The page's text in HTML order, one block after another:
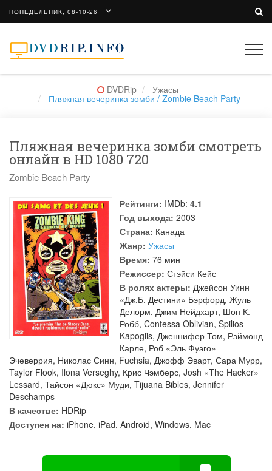
ПОНЕДЕЛЬНИК, 08-10-26
DVDRip Ужасы
Пляжная вечеринка зомби / Zombie Beach Party
Пляжная вечеринка зомби смотреть
онлайн в HD 1080 720
Zombie Beach Party
Рейтинги: IMDb: 4.1
Год выхода: 2003
Страна: Канада
Жанр: Ужасы
Время: 76 мин
Режиссер: Стэйси Кейс
В ролях актеры: Джейсон Уинн
«Дж.Б. Дестини» Бэрфорд, Жуль
Делорм, Джим Нейдхарт, Шон К.
Робб, Contessa Oblivian, Spilios
Kapoglis, Дженнифер Том, Рэймонд
Карле, Роб «Эль Фуэго»
Эчеверрия, Николас Синн, Fuchsia, Джофф Эварт, Сара Мурр,
Taylor Flook, Ilona Verseghy, Крис Чэмберс, Josh «The Hacker»
Lessard, Тайсон «Дюкс» Муди, Tijuana Bibles, Jennifer
Deschamps
В качестве: HDRip
Доступен на: iPhone, iPad, Android, Windows, Mac